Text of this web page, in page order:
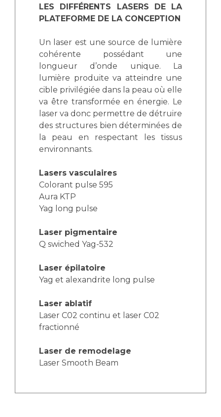
LES DIFFÉRENTS LASERS DE LA
PLATEFORME DE LA CONCEPTION
Un laser est une source de lumière
cohérente possédant une
longueur d’onde unique. La
lumière produite va atteindre une
cible privilégiée dans la peau où elle
va être transformée en énergie. Le
laser va donc permettre de détruire
des structures bien déterminées de
la peau en respectant les tissus
environnants.
Lasers vasculaires
Colorant pulse 595
Aura KTP
Yag long pulse
Laser pigmentaire
Q swiched Yag-532
Laser épilatoire
Yag et alexandrite long pulse
Laser ablatif
Laser C02 continu et laser C02
fractionné
Laser de remodelage
Laser Smooth Beam